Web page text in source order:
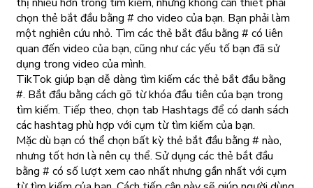
thị nhiều hơn trong tìm kiếm, nhưng không cần thiết phải
chọn thẻ bắt đầu bằng # cho video của bạn. Bạn phải làm
một nghiên cứu nhỏ. Tìm các thẻ bắt đầu bằng # có liên
quan đến video của bạn, cũng như các yếu tố bạn đã sử
dụng trong video của mình.
TikTok giúp bạn dễ dàng tìm kiếm các thẻ bắt đầu bằng
#. Bắt đầu bằng cách gõ từ khóa đầu tiên của bạn trong
tìm kiếm. Tiếp theo, chọn tab Hashtags để có danh sách
các hashtag phù hợp với cụm từ tìm kiếm của bạn.
Mặc dù bạn có thể chọn bất kỳ thẻ bắt đầu bằng # nào,
nhưng tốt hơn là nên cụ thể. Sử dụng các thẻ bắt đầu
bằng # có số lượt xem cao nhất nhưng gần nhất với cụm